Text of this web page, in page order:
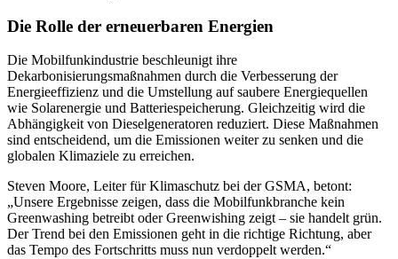
Die Rolle der erneuerbaren Energien
Die Mobilfunkindustrie beschleunigt ihre
Dekarbonisierungsmaßnahmen durch die Verbesserung der
Energieeffizienz und die Umstellung auf saubere Energiequellen
wie Solarenergie und Batteriespeicherung. Gleichzeitig wird die
Abhängigkeit von Dieselgeneratoren reduziert. Diese Maßnahmen
sind entscheidend, um die Emissionen weiter zu senken und die
globalen Klimaziele zu erreichen.
Steven Moore, Leiter für Klimaschutz bei der GSMA, betont:
„Unsere Ergebnisse zeigen, dass die Mobilfunkbranche kein
Greenwashing betreibt oder Greenwishing zeigt – sie handelt grün.
Der Trend bei den Emissionen geht in die richtige Richtung, aber
das Tempo des Fortschritts muss nun verdoppelt werden.“